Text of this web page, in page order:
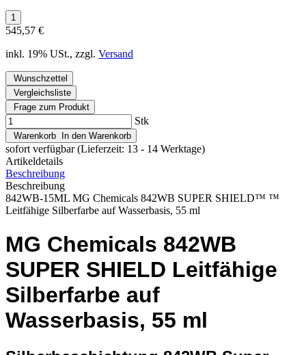
545,57 €
inkl. 19% USt., zzgl. Versand
Wunschzettel
Vergleichsliste
Frage zum Produkt
Stk
Warenkorb In den Warenkorb
sofort verfügbar (Lieferzeit: 13 - 14 Werktage)
Artikeldetails
Beschreibung
Beschreibung
842WB-15ML MG Chemicals 842WB SUPER SHIELD™ ™
Leitfähige Silberfarbe auf Wasserbasis, 55 ml
MG Chemicals 842WB
SUPER SHIELD Leitfähige
Silberfarbe auf
Wasserbasis, 55 ml